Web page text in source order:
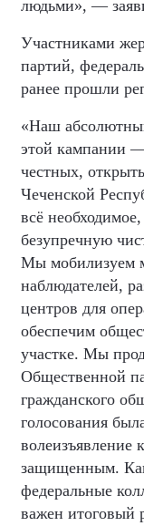
людьми», —
Участниками
партий,
ранее прошли
«Наш
этой кампании
честных,
Чеченской
всё
безупречную
Мы мобилизуем
наблюдателей,
центров для
обеспечим
участке. Мы
Общественной
гражданского
голосования
волеизъявление
защищенным.
федеральные
важен итоговый